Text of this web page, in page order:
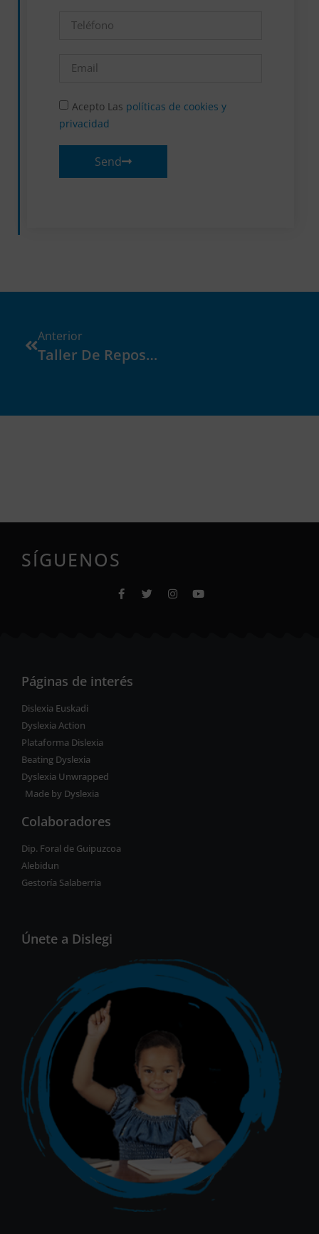
Acepto Las políticas de cookies y
privacidad
Send
Anterior
Taller De Reposteria
SÍGUENOS
Páginas de interés
Dislexia Euskadi
Dyslexia Action
Plataforma Dislexia
Beating Dyslexia
Dyslexia Unwrapped
Made by Dyslexia
Colaboradores
Dip. Foral de Guipuzcoa
Alebidun
Gestoría Salaberria
Únete a Dislegi